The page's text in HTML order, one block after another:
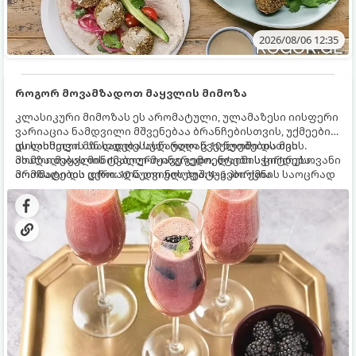
2026/08/06 12:35
როგორ მოვამზადოთ მაყვლის მიმოზა
კლასიკური მიმოზას ეს არომატული, ულამაზესი იისფერი
ვარიაცია ნამდვილი მშვენებაა ბრანჩებისთვის, უქმეების
დილისთვის ან სადღესასწაულო წვეულებებისთვის.
ახალი მაყვლის ტკბილ-მჟავე გემო, ლაიმის ციტრუსოვანი
არომატი და ცქრიალა ღვინის ბუშტუკები ქმნის საოცრად
დახვეწილ და მაგრილებელ კოქტეილს.
ეს სასმელი მზადდება სულ რაღაც 10 წუთში და მის
მომზადებას მინიმალური ინგრედიენტები სჭირდება.
მომზადების დრო: 10 წუთი ულუფა: 4–6 პორცია